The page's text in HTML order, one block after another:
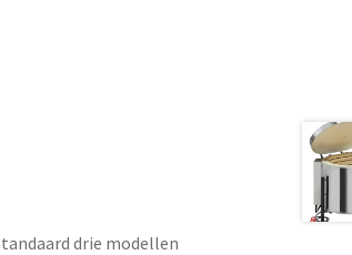
drie modellen